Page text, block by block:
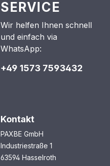
SERVICE
Wir helfen Ihnen schnell
und einfach via
WhatsApp:
+49 1573 7593432
Kontakt
PAXBE GmbH
Industriestraße 1
63594 Hasselroth